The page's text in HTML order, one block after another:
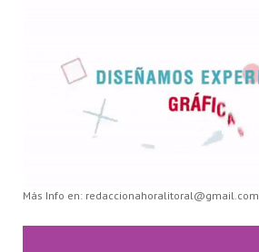
Más Info en: redaccionahoralitoral@gmail.com